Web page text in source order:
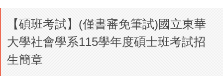
【碩班考試】(僅書審免筆試)國立東華
大學社會學系115學年度碩士班考試招
生簡章